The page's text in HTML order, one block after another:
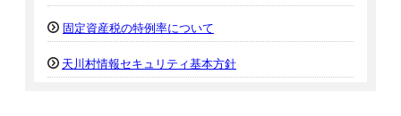
固定資産税の特例率について
天川村情報セキュリティ基本方針